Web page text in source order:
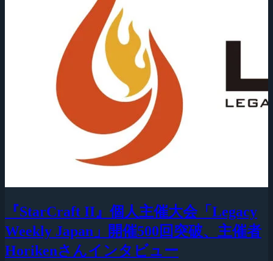
『StarCraft II』個人主催大会「Legacy
Weekly Japan」開催500回突破、主催者
Horikenさんインタビュー